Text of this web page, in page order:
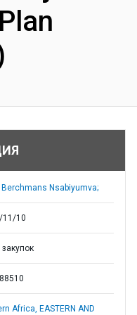
Nsabiyumva;
11/10
Africa, EASTERN AND